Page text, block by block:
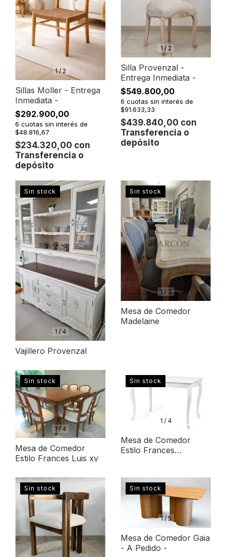
1/ 2
Sillas Moller - Entrega
Inmediata -
$292.900,00
$234.320,00 con
Transferencia o
depósito
6 cuotas sin interés de
$48.816,67
1/ 2
Silla Provenzal -
Entrega Inmediata -
$549.800,00
$439.840,00 con
Transferencia o
depósito
6 cuotas sin interés de
$91.633,33
1 / 4
Sin stock
Vajillero Provenzal
1 / 3
Sin stock
Mesa de Comedor
Madelaine
1/4
Sin stock
Mesa de Comedor
Estilo Frances Luis xv
1 / 4
Sin stock
Mesa de Comedor
Estilo Frances
Sin stock
1/5
Sin stock
Mesa de Comedor Gaia
- A Pedido -